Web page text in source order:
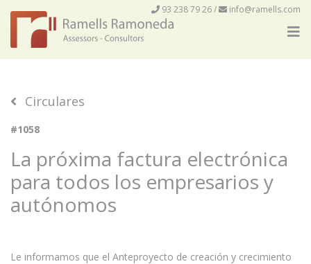
93 238 79 26/ info@ramells.com
Circulares
#1058
La próxima factura electrónica
para todos los empresarios y
autónomos
Le informamos que el Anteproyecto de creación y crecimiento